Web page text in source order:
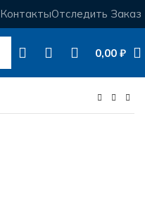
КонтактыОтследить Заказ
0,00 ₽